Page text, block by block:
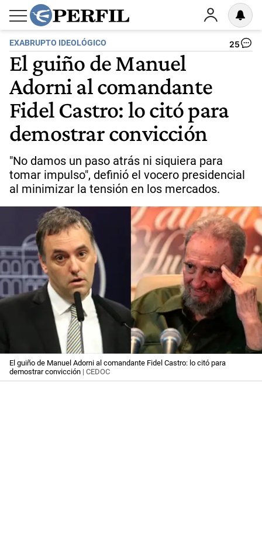
EXABRUPTO IDEOLÓGICO 25
El guiño de Manuel
Adorni al comandante
Fidel Castro: lo citó para
demostrar convicción
"No damos un paso atrás ni siquiera para
tomar impulso", definió el vocero presidencial
al minimizar la tensión en los mercados.
El guiño de Manuel Adorni al comandante Fidel Castro: lo citó para
demostrar convicción | CEDOC